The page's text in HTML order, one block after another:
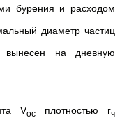
бурения и расходом
диаметр частиц
на дневную
Vос плотностью rч